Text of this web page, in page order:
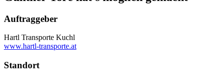
Auftraggeber
Hartl Transporte Kuchl
www.hartl-transporte.at
Standort